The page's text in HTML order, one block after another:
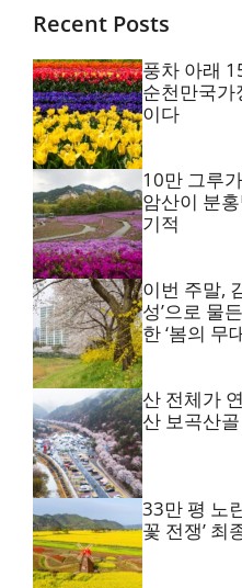
Recent Posts
풍차 아래
순천만국가
이다
10만 그루
암산이 분
기적
이번 주말,
성’으로 물
한 ‘봄의 무
산 전체가
산 보곡산
33만 평 노
꽃 전쟁’ 최